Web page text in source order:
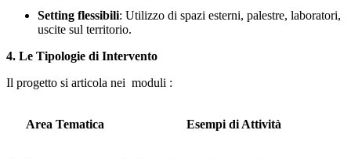
Setting flessibili: Utilizzo di spazi esterni, palestre, laboratori,
uscite sul territorio.
4. Le Tipologie di Intervento
Il progetto si articola nei moduli :
Area Tematica Esempi di Attività